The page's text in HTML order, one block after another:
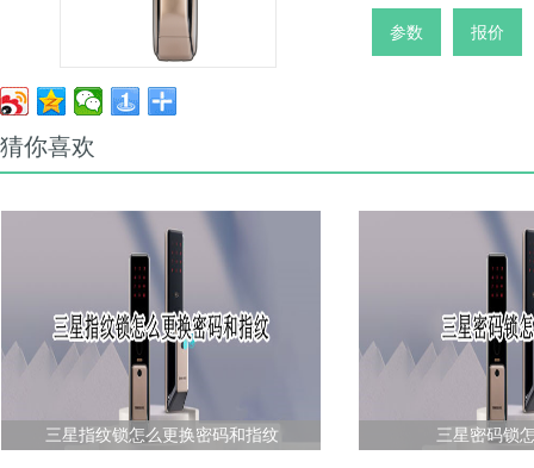
参数 报价
猜你喜欢
三星指纹锁怎么更换密码和指纹 三星密码锁